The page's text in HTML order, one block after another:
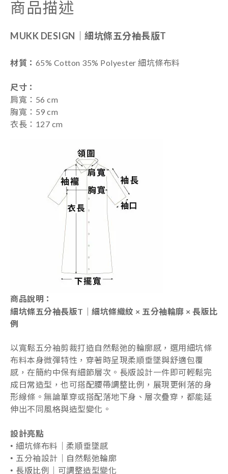
商品描述
MUKK DESIGN｜ 細坑條五分袖長版T
材質： 65% Cotton 35% Polyester 細坑條布料
尺寸 ：
肩寬：56 cm
胸寬：59 cm
衣長：127 cm
商品說明：
細坑條五分袖長版T｜細坑條織紋 × 五分袖輪廓 × 長版比
例
以寬鬆五分袖剪裁打造自然鬆弛的輪廓感，選用細坑條
布料本身微彈特性，穿著時呈現柔順垂墜與舒適包覆
感，在簡約中保有細節層次。長版設計一件即可輕鬆完
成日常造型，也可搭配腰帶調整比例，展現更俐落的身
形線條。無論單穿或搭配落地下身、層次疊穿，都能延
伸出不同風格與造型變化。
設計亮點
• 細坑條布料｜柔順垂墜感
• 五分袖設計｜自然鬆弛輪廓
• 長版比例｜可調整造型變化